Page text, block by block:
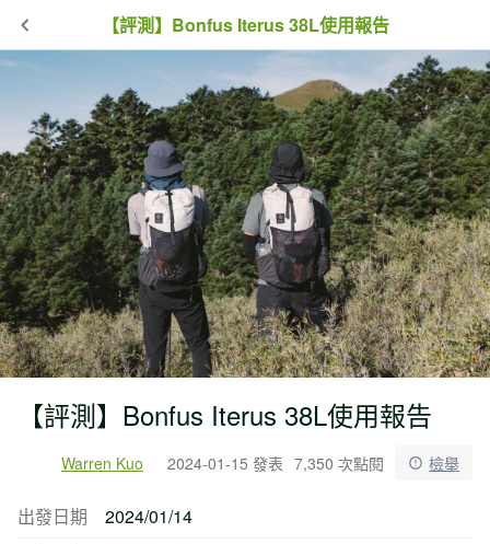
【評測】Bonfus Iterus 38L使用報告
【評測】Bonfus Iterus 38L使用報告
Warren Kuo 2024-01-15 發表 7,350 次點閱 檢舉
出發日期
2024/01/14